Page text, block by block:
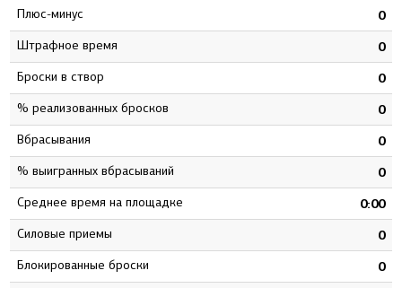
Плюс-минус 0
штрафное время 0
Броски в створ 0
% реализованных бросков 0
Вбрасывания 0
% выигранных вбрасываний 0
Среднее время на площадке 0:00
Силовые приемы 0
Блокированные броски 0